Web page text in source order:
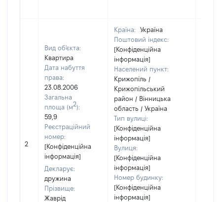
2
Вид об'єкта:
Квартира
Дата набуття
права:
23.08.2006
Загальна
площа (м2):
59,9
Реєстраційний
номер:
[Конфіденційна
інформація]
Декларує:
дружина
Прізвище:
Жаврід
Країна:
Україна
Поштовий індекс:
[Конфіденційна
інформація]
Населений пункт:
Крижопіль /
Крижопільський
район / Вінницька
область / Україна
Тип вулиці:
[Конфіденційна
інформація]
Вулиця:
[Конфіденційна
інформація]
Номер будинку:
[Конфіденційна
інформація]